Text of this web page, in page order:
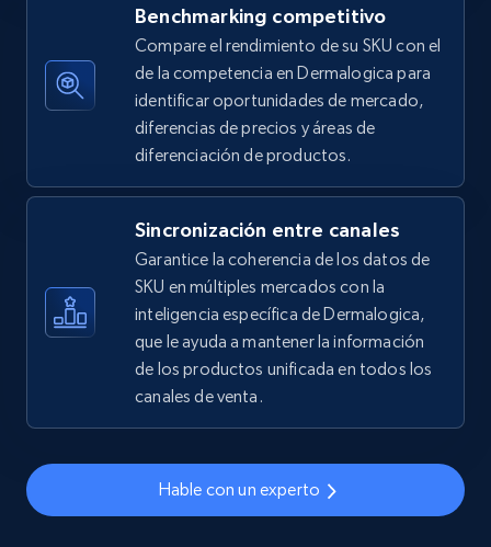
Seller reviews, Breadcrumbs, Root category, and
2.5K+ 359+ Comenzar ahora
eBay - Gather data on products using
specified keywords
URL, Product id, Title, Seller name, Seller rating,
Seller reviews, Breadcrumbs, Root category, and
more.
359+ Comenzar ahora
eBay - Collect products from shops on eBay
URL, Product id, Title, Seller name, Seller rating,
Benchmarking competitivo
Compare el rendimiento de su SKU con el
de la competencia en Dermalogica para
identificar oportunidades de mercado,
diferencias de precios y áreas de
diferenciación de productos.
Sincronización entre canales
Garantice la coherencia de los datos de
SKU en múltiples mercados con la
inteligencia específica de Dermalogica,
que le ayuda a mantener la información
de los productos unificada en todos los
canales de venta.
Hable con un experto